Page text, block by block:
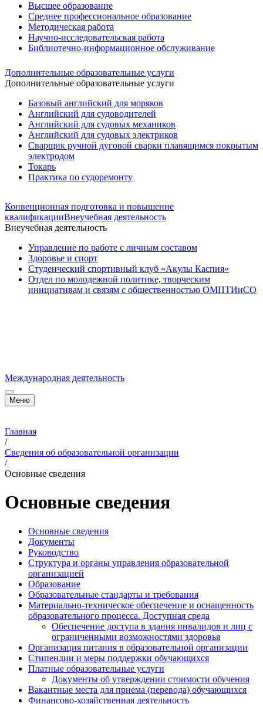
Высшее образование
Среднее профессиональное образование
Методическая работа
Научно-исследовательская работа
Библиотечно-информационное обслуживание
Дополнительные образовательные услуги
Дополнительные образовательные услуги
Базовый английский для моряков
Английский для судоводителей
Английский для судовых механиков
Английский для судовых электриков
Cварщик ручной дуговой сварки плавящимся покрытым
электродом
Токарь
Практика по судоремонту
Конвенционная подготовка и повышение
квалификацииВнеучебная деятельность
Внеучебная деятельность
Управление по работе с личным составом
Здоровье и спорт
Студенческий спортивный клуб «Акулы Каспия»
Отдел по молодежной политике, творческим
инициативам и связям с общественностью ОМПТИиСО
Международная деятельность
Меню
Главная
/
Сведения об образовательной организации
/
Основные сведения
Основные сведения
Основные сведения
Документы
Руководство
Структура и органы управления образовательной
организацией
Образование
Образовательные стандарты и требования
Материально-техническое обеспечение и оснащенность
образовательного процесса. Доступная среда
Обеспечение доступа в здания инвалидов и лиц с
ограниченными возможностями здоровья
Организация питания в образовательной организации
Стипендии и меры поддержки обучающихся
Платные образовательные услуги
Документы об утверждении стоимости обучения
Вакантные места для приема (перевода) обучающихся
Финансово-хозяйственная деятельность